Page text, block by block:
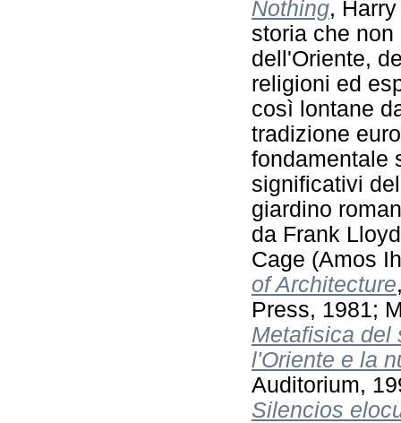
Nothing,
storia che
dell'Oriente,
religioni ed
così lontane
tradizione
fondamentale
significativi
giardino
da Frank
Cage (Amos
of Architecture
Press, 1981;
Metafisica del
l'Oriente e la
Auditorium,
Silencios